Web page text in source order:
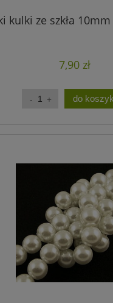
kulki ze szkła
7,90 zł
do